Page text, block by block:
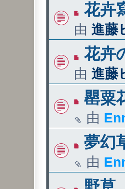
花卉
由 進藤
花卉
由 進藤
罌粟
由
夢幻
由